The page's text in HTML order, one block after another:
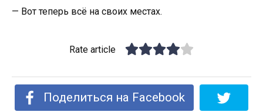
— Вот теперь всё на своих местах.
Rate article
Поделиться на Facebook